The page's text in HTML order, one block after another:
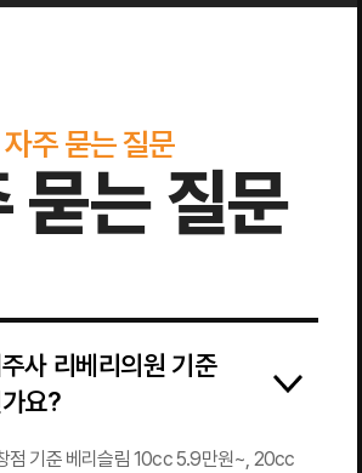
자주 묻는 질문
묻는 질문
사 리베리의원 기준
요?
점 기준 베리슬림 10cc 5.9만원~, 20cc